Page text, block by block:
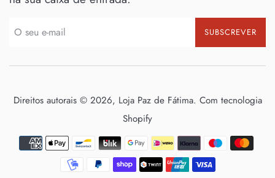
SUBSCREVER
Direitos autorais © 2026, Loja Paz de Fátima. Com tecnologia
Shopify
Métodos
de